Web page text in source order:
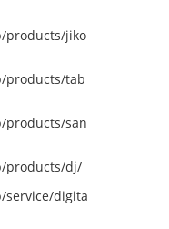
products/jiko
products/tab
products/san
products/dj/
service/digita